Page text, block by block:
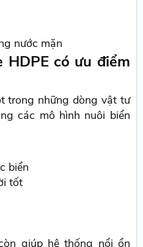
nước mặn
HDPE có ưu điểm
trong những dòng vật tư
các mô hình nuôi biển
biển
tốt
giúp hệ thống nổi ổn